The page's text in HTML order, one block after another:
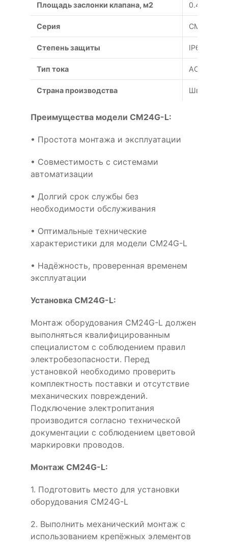
Площадь заслонки клапана, м2 0.4
Серия СM
Степень защиты IP66
Тип тока AC/DC
Страна производства
Преимущества модели CM24G-L:
• Простота монтажа и эксплуатации
• Совместимость с системами
автоматизации
• Долгий срок службы без
необходимости обслуживания
• Оптимальные технические
характеристики для модели CM24G-L
• Надёжность, проверенная временем
эксплуатации
Установка CM24G-L:
Монтаж оборудования CM24G-L должен
выполняться квалифицированным
специалистом с соблюдением правил
электробезопасности. Перед
установкой необходимо проверить
комплектность поставки и отсутствие
механических повреждений.
Подключение электропитания
производится согласно технической
документации с соблюдением цветовой
маркировки проводов.
Монтаж CM24G-L:
1. Подготовить место для установки
оборудования CM24G-L
2. Выполнить механический монтаж с
использованием крепёжных элементов